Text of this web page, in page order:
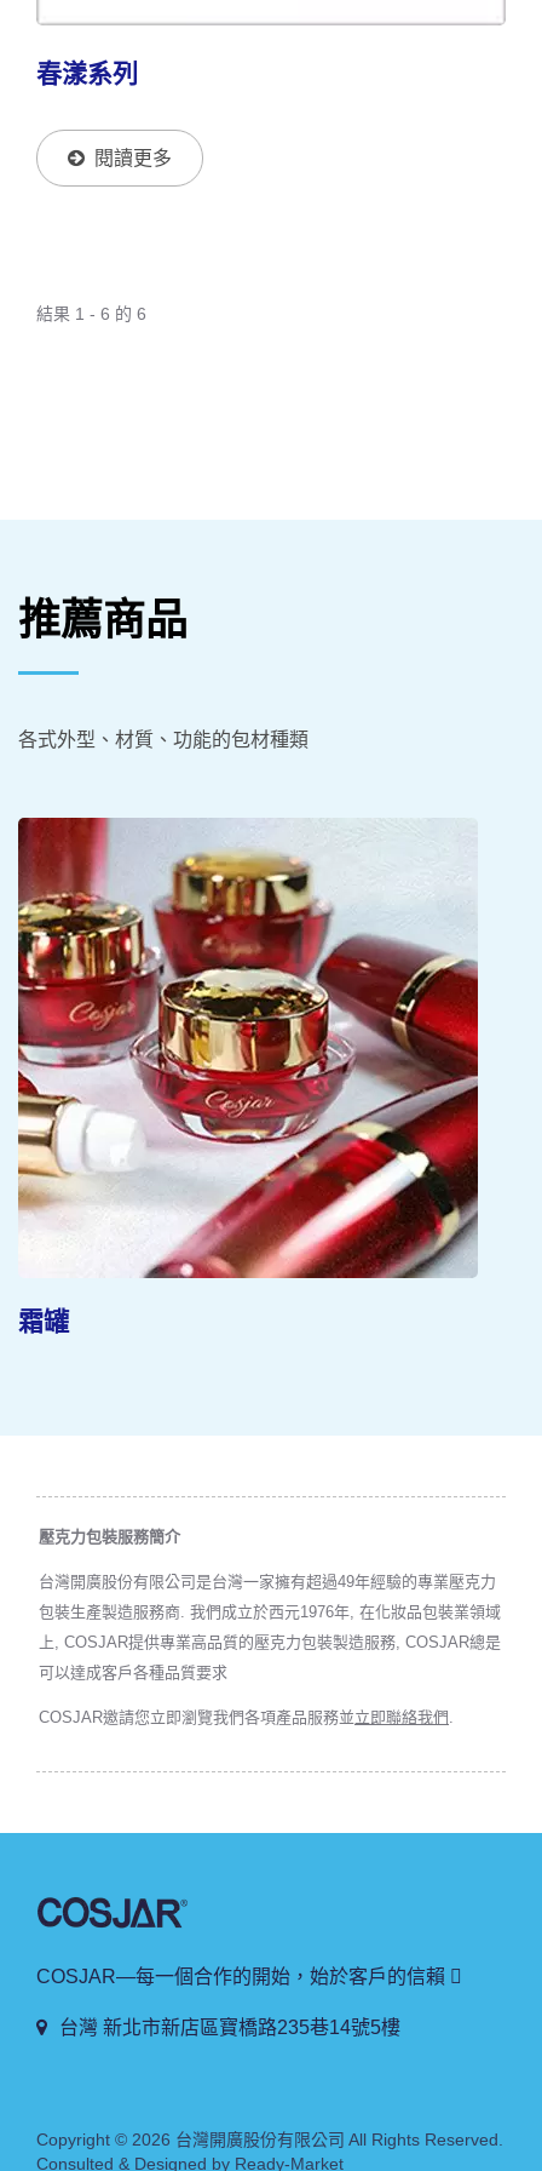
春漾系列
閱讀更多
結果 1 - 6 的 6
推薦商品
各式外型、材質、功能的包材種類
霜罐
壓克力包裝服務簡介
台灣開廣股份有限公司是台灣一家擁有超過49年經驗的專業壓克力
包裝生產製造服務商. 我們成立於西元1976年, 在化妝品包裝業領域
上, COSJAR提供專業高品質的壓克力包裝製造服務, COSJAR總是
可以達成客戶各種品質要求
COSJAR邀請您立即瀏覽我們各項產品服務並立即聯絡我們 .
COSJAR—每一個合作的開始，始於客戶的信賴 
台灣 新北市新店區寶橋路235巷14號5樓
Copyright © 2026 台灣開廣股份有限公司 All Rights Reserved.
Consulted & Designed by Ready-Market